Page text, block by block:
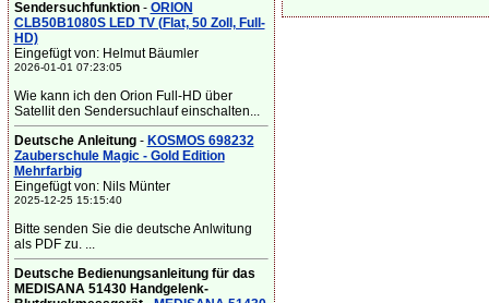
Sendersuchfunktion- ORION
CLB50B1080S LED TV (Flat, 50 Zoll, Full-
HD)
Eingefügt von: Helmut Bäumler
2026-01-01 07:23:05
Wie kann ich den Orion Full-HD über
Satellit den Sendersuchlauf einschalten...
Deutsche Anleitung- KOSMOS 698232
Zauberschule Magic - Gold Edition
Mehrfarbig
Eingefügt von: Nils Münter
2025-12-25 15:15:40
Bitte senden Sie die deutsche Anlwitung
als PDF zu. ...
Deutsche Bedienungsanleitung für das
MEDISANA 51430 Handgelenk-